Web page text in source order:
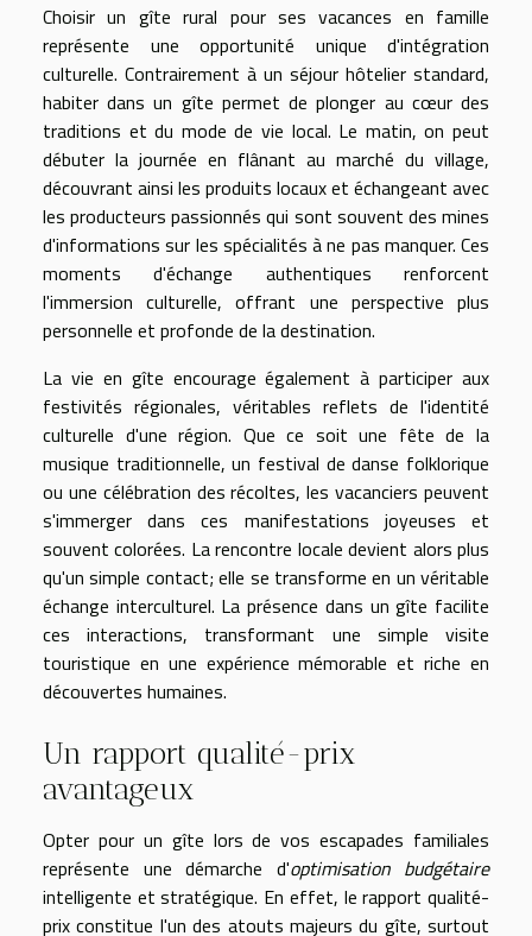
Choisir un gîte rural pour ses vacances en famille
représente une opportunité unique d'intégration
culturelle. Contrairement à un séjour hôtelier standard,
habiter dans un gîte permet de plonger au cœur des
traditions et du mode de vie local. Le matin, on peut
débuter la journée en flânant au marché du village,
découvrant ainsi les produits locaux et échangeant avec
les producteurs passionnés qui sont souvent des mines
d'informations sur les spécialités à ne pas manquer. Ces
moments d'échange authentiques renforcent
l'immersion culturelle, offrant une perspective plus
personnelle et profonde de la destination.
La vie en gîte encourage également à participer aux
festivités régionales, véritables reflets de l'identité
culturelle d'une région. Que ce soit une fête de la
musique traditionnelle, un festival de danse folklorique
ou une célébration des récoltes, les vacanciers peuvent
s'immerger dans ces manifestations joyeuses et
souvent colorées. La rencontre locale devient alors plus
qu'un simple contact; elle se transforme en un véritable
échange interculturel. La présence dans un gîte facilite
ces interactions, transformant une simple visite
touristique en une expérience mémorable et riche en
découvertes humaines.
Un rapport qualité-prix
avantageux
Opter pour un gîte lors de vos escapades familiales
représente une démarche d'optimisation budgétaire
intelligente et stratégique. En effet, le rapport qualité-
prix constitue l'un des atouts majeurs du gîte, surtout